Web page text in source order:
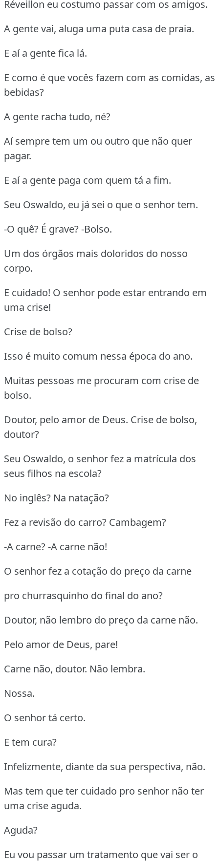
Réveillon eu costumo passar com os amigos.
A gente vai, aluga uma puta casa de praia.
E aí a gente fica lá.
E como é que vocês fazem com as comidas, as
bebidas?
A gente racha tudo, né?
Aí sempre tem um ou outro que não quer
pagar.
E aí a gente paga com quem tá a fim.
Seu Oswaldo, eu já sei o que o senhor tem.
-O quê? É grave? -Bolso.
Um dos órgãos mais doloridos do nosso
corpo.
E cuidado! O senhor pode estar entrando em
uma crise!
Crise de bolso?
Isso é muito comum nessa época do ano.
Muitas pessoas me procuram com crise de
bolso.
Doutor, pelo amor de Deus. Crise de bolso,
doutor?
Seu Oswaldo, o senhor fez a matrícula dos
seus filhos na escola?
No inglês? Na natação?
Fez a revisão do carro? Cambagem?
-A carne? -A carne não!
O senhor fez a cotação do preço da carne
pro churrasquinho do final do ano?
Doutor, não lembro do preço da carne não.
Pelo amor de Deus, pare!
Carne não, doutor. Não lembra.
Nossa.
O senhor tá certo.
E tem cura?
Infelizmente, diante da sua perspectiva, não.
Mas tem que ter cuidado pro senhor não ter
uma crise aguda.
Aguda?
Eu vou passar um tratamento que vai ser o